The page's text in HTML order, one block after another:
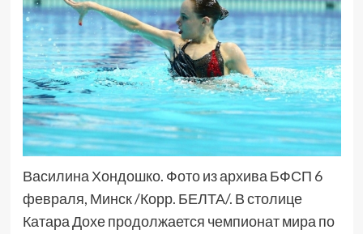
Василина Хондошко. Фото из архива БФСП 6
февраля, Минск /Корр. БЕЛТА/. В столице
Катара Дохе продолжается чемпионат мира по